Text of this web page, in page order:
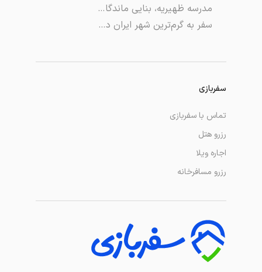
سفربازی
تماس با سفربازی
رزرو هتل
اجاره ویلا
رزرو مسافرخانه
مدرسه ظهیریه، بنایی ماندگار در قلب تبریز
سفر به گرم‌ترین شهر ایران در سردترین روز سال